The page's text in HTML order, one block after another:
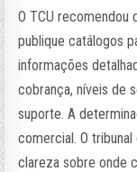
O TCU recomendou
publique catálogos
informações
cobrança, níveis de
suporte. A
comercial. O
clareza sobre onde